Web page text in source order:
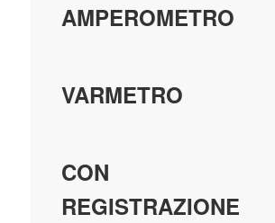
AMPEROMETRO
VARMETRO
CON
REGISTRAZIONE